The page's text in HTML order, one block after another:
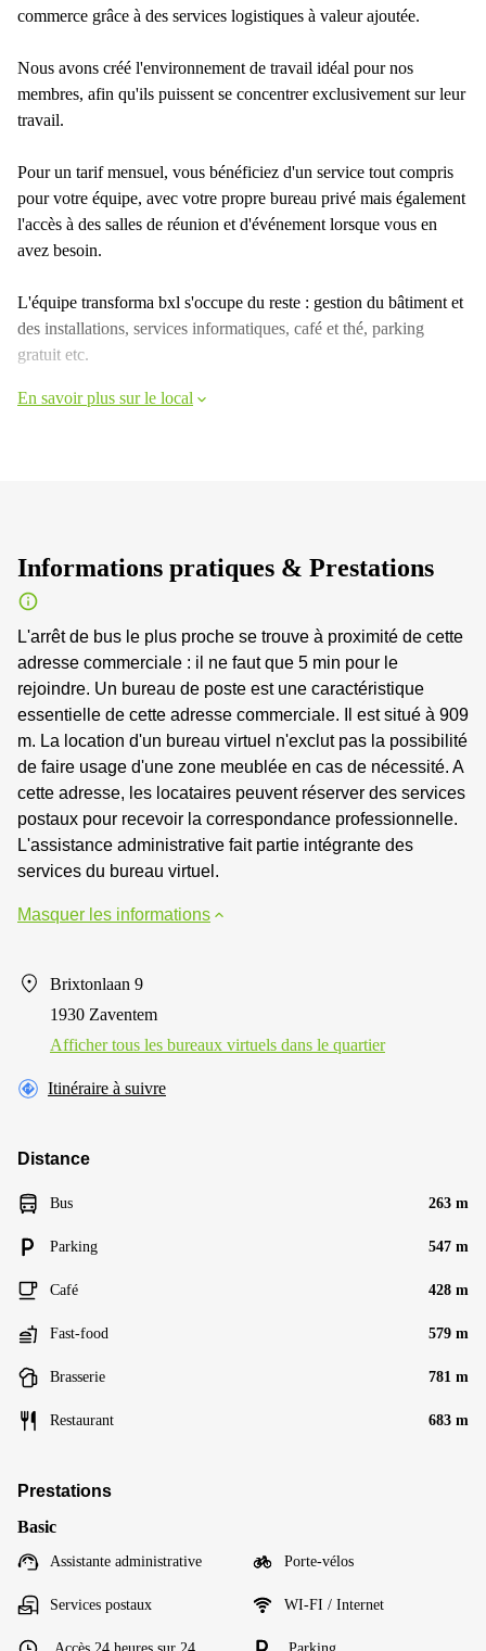
commerce grâce à des services logistiques à valeur ajoutée.
Nous avons créé l'environnement de travail idéal pour nos
membres, afin qu'ils puissent se concentrer exclusivement sur leur
travail.
Pour un tarif mensuel, vous bénéficiez d'un service tout compris
pour votre équipe, avec votre propre bureau privé mais également
l'accès à des salles de réunion et d'événement lorsque vous en
avez besoin.
L'équipe transforma bxl s'occupe du reste : gestion du bâtiment et
des installations, services informatiques, café et thé, parking
gratuit etc.
En savoir plus sur le local
Informations pratiques & Prestations
L'arrêt de bus le plus proche se trouve à proximité de cette
adresse commerciale : il ne faut que 5 min pour le
rejoindre. Un bureau de poste est une caractéristique
essentielle de cette adresse commerciale. Il est situé à 909
m. La location d'un bureau virtuel n'exclut pas la possibilité
de faire usage d'une zone meublée en cas de nécessité. A
cette adresse, les locataires peuvent réserver des services
postaux pour recevoir la correspondance professionnelle.
L'assistance administrative fait partie intégrante des
services du bureau virtuel.
Masquer les informations
Brixtonlaan 9
1930 Zaventem
Afficher tous les bureaux virtuels dans le quartier
Itinéraire à suivre
Distance
Bus 263 m
Parking 547 m
Café 428 m
Fast-food 579 m
Brasserie 781 m
Restaurant 683 m
Prestations
Basic
Assistante administrative Porte-vélos
Services postaux WI-FI / Internet